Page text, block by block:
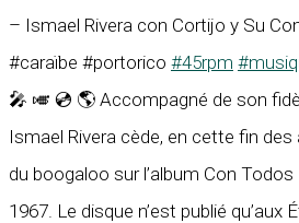
– Ismael Rivera con Cortijo y Su
#caraïbe #portorico #45rpm
🎤 🎺 💿 🌎 Accompagné de son
Ismael Rivera cède, en cette fin des
du boogaloo sur l’album Con
1967. Le disque n’est publié qu’aux